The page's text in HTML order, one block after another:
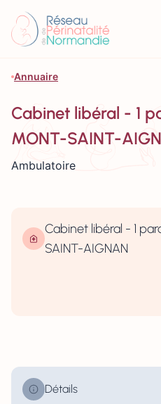
Annuaire
Cabinet libéral - 1
MONT-SAINT-
Ambulatoire
Cabinet libéral - 1
SAINT-AIGNAN
Détails